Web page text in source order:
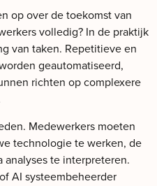
op over de toekomst van
volledig? In de praktijk
van taken. Repetitieve en
geautomatiseerd,
richten op complexere
Medewerkers moeten
technologie te werken, de
te interpreteren.
AI systeembeheerder